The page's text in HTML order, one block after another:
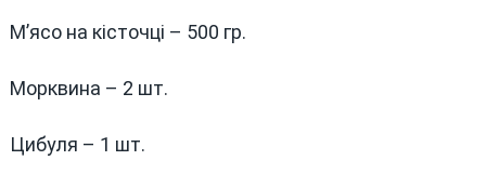
М’ясо на кісточці – 500 гр.
Морквина – 2 шт.
Цибуля – 1 шт.